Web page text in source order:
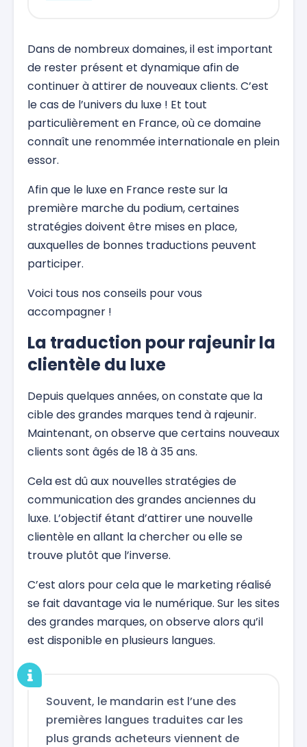
Dans de nombreux domaines, il est important
de rester présent et dynamique afin de
continuer à attirer de nouveaux clients. C’est
le cas de l’univers du luxe ! Et tout
particulièrement en France, où ce domaine
connaît une renommée internationale en plein
essor.
Afin que le luxe en France reste sur la
première marche du podium, certaines
stratégies doivent être mises en place,
auxquelles de bonnes traductions peuvent
participer.
Voici tous nos conseils pour vous
accompagner !
La traduction pour rajeunir la
clientèle du luxe
Depuis quelques années, on constate que la
cible des grandes marques tend à rajeunir.
Maintenant, on observe que certains nouveaux
clients sont âgés de 18 à 35 ans.
Cela est dû aux nouvelles stratégies de
communication des grandes anciennes du
luxe. L’objectif étant d’attirer une nouvelle
clientèle en allant la chercher ou elle se
trouve plutôt que l’inverse.
C’est alors pour cela que le marketing réalisé
se fait davantage via le numérique. Sur les sites
des grandes marques, on observe alors qu’il
est disponible en plusieurs langues.
Souvent, le mandarin est l’une des
premières langues traduites car les
plus grands acheteurs viennent de